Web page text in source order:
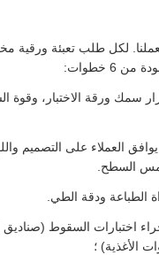
لكل طلب تعبئة ورقية
6 خطوات:
سمك ورقة الاختبار، وقوة
يوافق العملاء على التصميم
الطباعة ودقة الطي.
اختبارات السقوط
الأغذية) ؛